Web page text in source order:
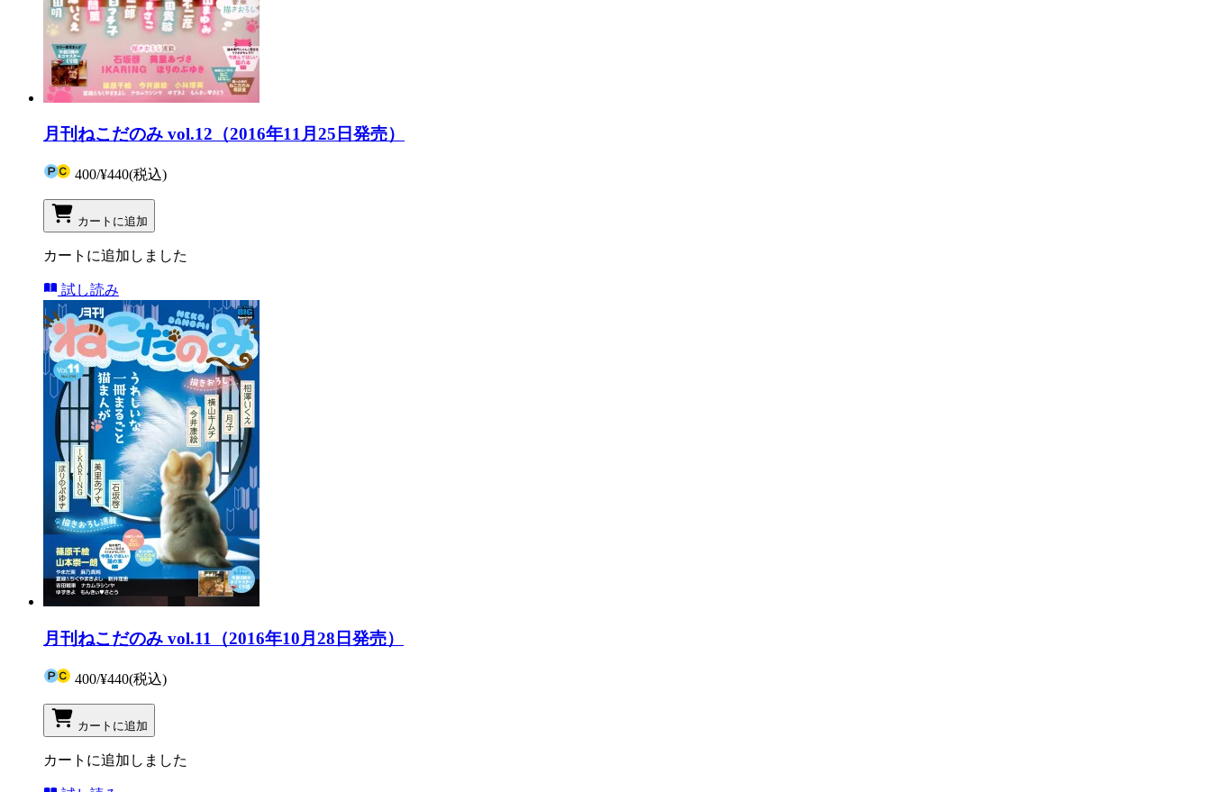
月刊ねこだのみ vol.12（2016年11月25日発売）
400/¥440(税込)
カートに追加
カートに追加しました
試し読み
月刊ねこだのみ vol.11（2016年10月28日発売）
400/¥440(税込)
カートに追加
カートに追加しました